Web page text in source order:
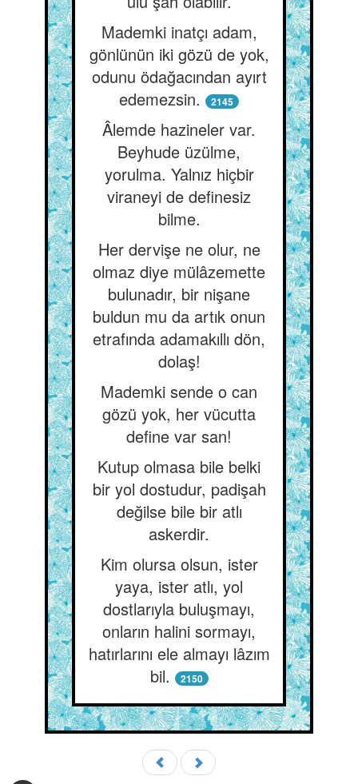
Mademki inatçı adam,
gönlünün iki gözü de yok,
odunu ödağacından ayırt
edemezsin.
2145
Âlemde hazineler var.
Beyhude üzülme,
yorulma. Yalnız hiçbir
viraneyi de definesiz
bilme.
Her dervişe ne olur, ne
olmaz diye mülâzemette
bulunadır, bir nişane
buldun mu da artık onun
etrafında adamakıllı dön,
dolaş!
Mademki sende o can
gözü yok, her vücutta
define var san!
Kutup olmasa bile belki
bir yol dostudur, padişah
değilse bile bir atlı
askerdir.
Kim olursa olsun, ister
yaya, ister atlı, yol
dostlarıyla buluşmayı,
onların halini sormayı,
hatırlarını ele almayı lâzım
bil.
2150